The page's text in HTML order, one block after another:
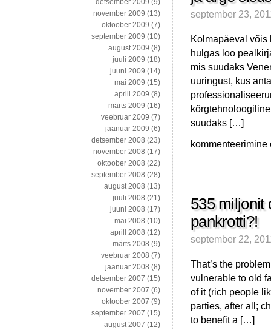
september 23,
Kolmapäeval
hulgas loo
mis suudaks
uuringust, kus
suudaks […]
Kartke
Venemaad
kartma
ja
ärge
sisusse
süvenege!
535 miljonit
pankrotti?!
september 22,
That’s the
vulnerable to old
of it (rich people
parties, after all;
to benefit a […]
detsember 2009 (9)
november 2009 (13)
oktoober 2009 (7)
september 2009 (10)
august 2009 (8)
juuli 2009 (18)
juuni 2009 (14)
mai 2009 (15)
aprill 2009 (8)
märts 2009 (16)
veebruar 2009 (7)
jaanuar 2009 (6)
detsember 2008 (23)
november 2008 (17)
oktoober 2008 (22)
september 2008 (28)
august 2008 (13)
juuli 2008 (21)
juuni 2008 (17)
mai 2008 (10)
aprill 2008 (12)
märts 2008 (9)
veebruar 2008 (7)
jaanuar 2008 (8)
detsember 2007 (15)
november 2007 (6)
oktoober 2007 (9)
september 2007 (15)
august 2007 (12)